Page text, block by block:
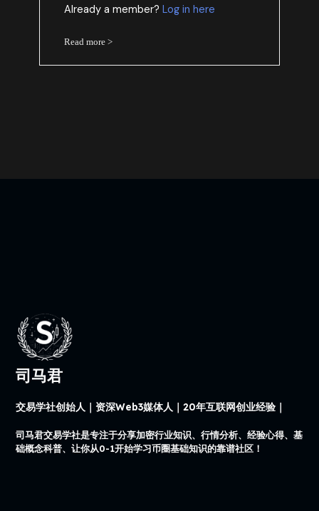
Already a member?Log in here
Read more >
司马君
交易学社创始人｜资深Web3媒体人｜20年互联网创业经验｜
司马君交易学社是专注于分享加密行业知识、行情分析、经验心得、基
础概念科普、让你从0-1开始学习币圈基础知识的靠谱社区！